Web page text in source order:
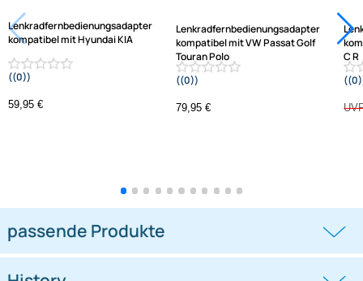
Varianten: Lenkradfernbedienungsadapter